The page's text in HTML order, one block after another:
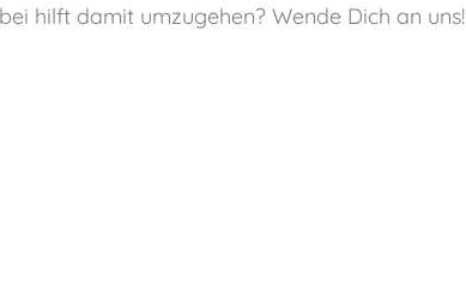
hilft damit umzugehen? Wende Dich an uns!